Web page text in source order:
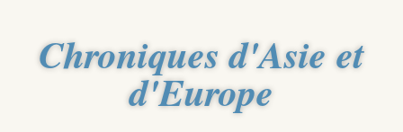
Chroniques d'Asie et
d'Europe